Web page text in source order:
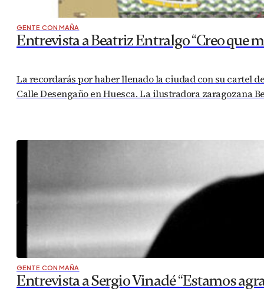
GENTE CON MAÑA
Entrevista a Beatriz Entralgo “Creo que
La recordarás por haber llenado la ciudad con su cartel
Calle Desengaño en Huesca. La ilustradora zaragozana
GENTE CON MAÑA
Entrevista a Sergio Vinadé “Estamos